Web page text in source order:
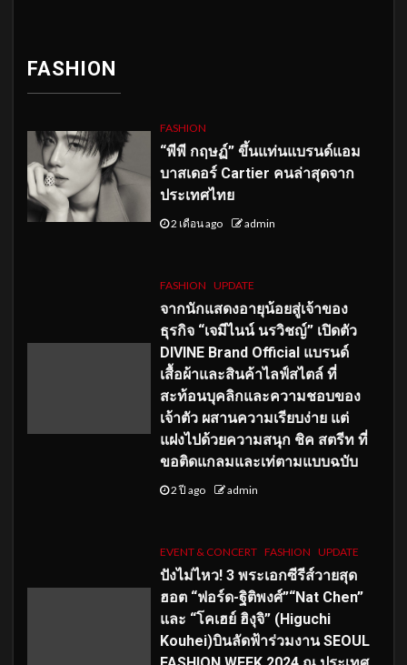
FASHION
FASHION
“พีพี กฤษฏ์” ขึ้นแท่นแบรนด์แอม
บาสเดอร์ Cartier คนล่าสุดจาก
ประเทศไทย
2 เดือน ago admin
FASHION UPDATE
จากนักแสดงอายุน้อยสู่เจ้าของ
ธุรกิจ “เจมีไนน์ นรวิชญ์” เปิดตัว
DIVINE Brand Official แบรนด์
เสื้อผ้าและสินค้าไลฟ์สไตล์ ที่
สะท้อนบุคลิกและความชอบของ
เจ้าตัว ผสานความเรียบง่าย แต่
แฝงไปด้วยความสนุก ชิค สตรีท ที่
ขอติดแกลมและเท่ตามแบบฉบับ
2 ปี ago admin
EVENT & CONCERT FASHION UPDATE
ปังไม่ไหว! 3 พระเอกซีรีส์วายสุด
ฮอต “ฟอร์ด-ฐิติพงศ์”“Nat Chen”
และ “โคเฮย์ ฮิงุจิ” (Higuchi
Kouhei)บินลัดฟ้าร่วมงาน SEOUL